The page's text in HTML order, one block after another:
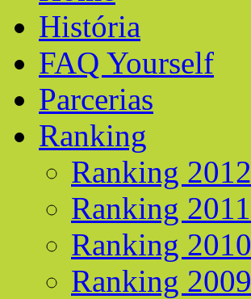
História
FAQ Yourself
Parcerias
Ranking
Ranking 2012
Ranking 2011
Ranking 2010
Ranking 2009